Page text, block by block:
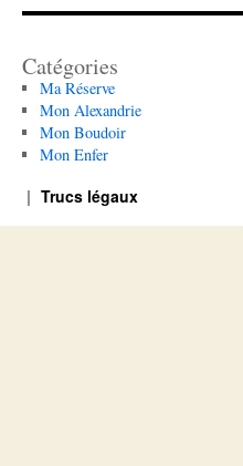
Catégories
Ma Réserve
Mon Alexandrie
Mon Boudoir
Mon Enfer
Trucs légaux